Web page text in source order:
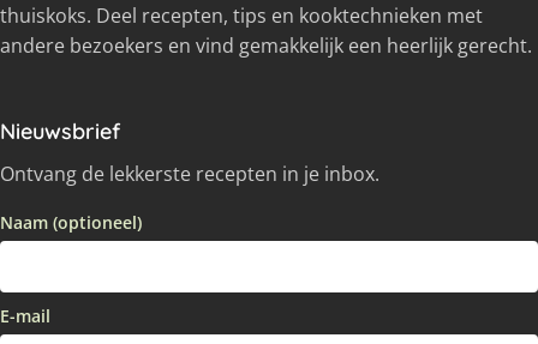
thuiskoks. Deel recepten, tips en kooktechnieken met
andere bezoekers en vind gemakkelijk een heerlijk gerecht.
Nieuwsbrief
Ontvang de lekkerste recepten in je inbox.
Naam (optioneel)
E-mail